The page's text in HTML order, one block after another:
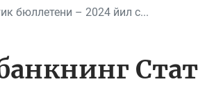
бюллетени – 2024 йил с...